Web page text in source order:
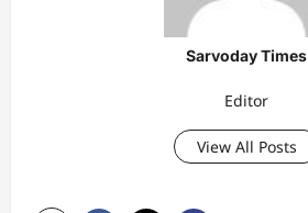
Sarvoday Times
Editor
View All Posts